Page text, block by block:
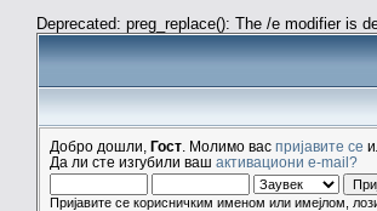
Deprecated: preg_replace(): The /e modifier is
Добро дошли, Гост . Молимо вас пријавите се
Да ли сте изгубили ваш активациони e-mail?
Пријавите се корисничким именом или имејлом,